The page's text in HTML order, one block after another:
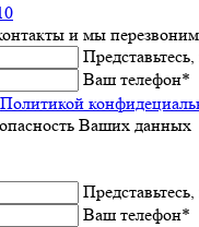
и мы
Ваш тeлeфон*
Политикой
Ваших данных
Ваш тeлeфон*